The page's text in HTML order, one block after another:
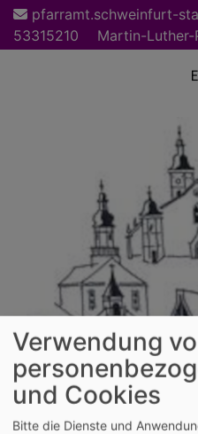
Direkt
zum
Inhalt
pfarramt.schweinfurt-
53315210
Martin-Luther-
Verwendung
und Cookies
Bitte die Dienste und